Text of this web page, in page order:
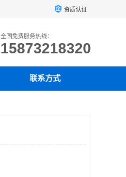
资质认证
全国免费服务热线：
15873218320
联系方式